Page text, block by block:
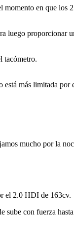
momento en que los
luego proporcionar
tacómetro.
está más limitada por
mucho por la
el 2.0 HDI de 163cv.
sube con fuerza